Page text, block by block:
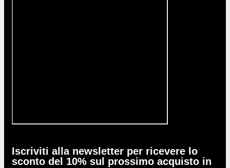
Iscriviti alla newsletter per ricevere lo
sconto del 10% sul prossimo acquisto in